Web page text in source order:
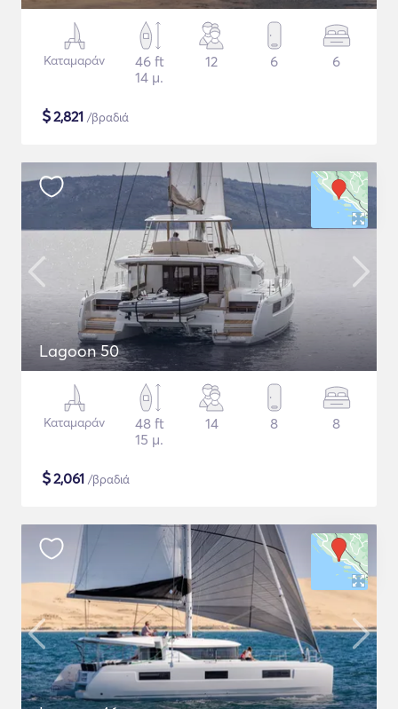
Καταμαράν
46 ft
14 μ.
12 6 6
$2,821 /βραδιά
Lagoon 50
Καταμαράν
48 ft
15 μ.
14 8 8
$2,061 /βραδιά